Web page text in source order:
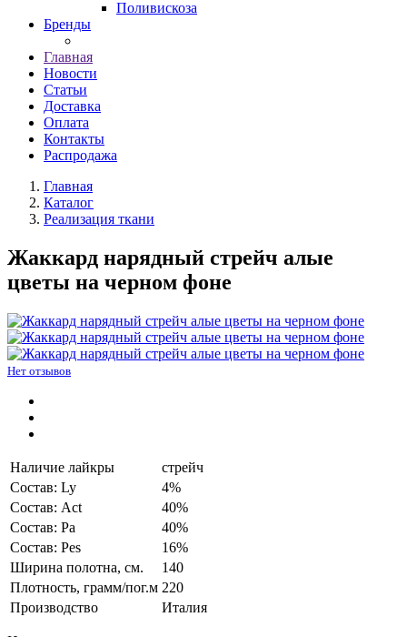
Поливискоза
Бренды
Главная
Новости
Статьи
Доставка
Оплата
Контакты
Распродажа
Главная
Каталог
Реализация ткани
Жаккард нарядный стрейч алые
цветы на черном фоне
Нет отзывов
Наличие лайкры
стрейч
Состав: Ly
4%
Состав: Act
40%
Состав: Pa
40%
Состав: Pes
16%
Ширина полотна, см.
140
Плотность, грамм/пог.м 220
Производство
Италия